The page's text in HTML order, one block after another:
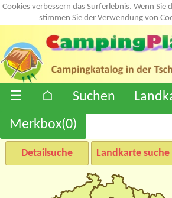
Cookies verbessern das Surferlebnis. Wenn Sie
stimmen Sie der Verwendung von
☰ ⌂ Suchen
Merkbox(0)
Detailsuche Landkarte suche